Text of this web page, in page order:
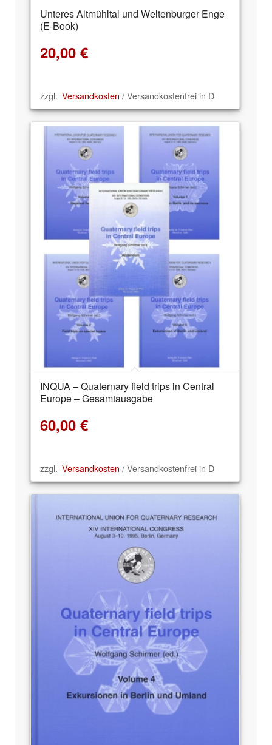
Unteres Altmühltal und Weltenburger Enge
(E-Book)
20,00 €
zzgl. Versandkosten / Versandkostenfrei in D
INQUA – Quaternary field trips in Central
Europe – Gesamtausgabe
60,00 €
zzgl. Versandkosten / Versandkostenfrei in D